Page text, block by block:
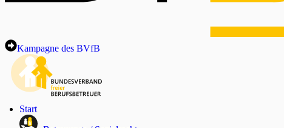
Kampagne des BVfB
Start